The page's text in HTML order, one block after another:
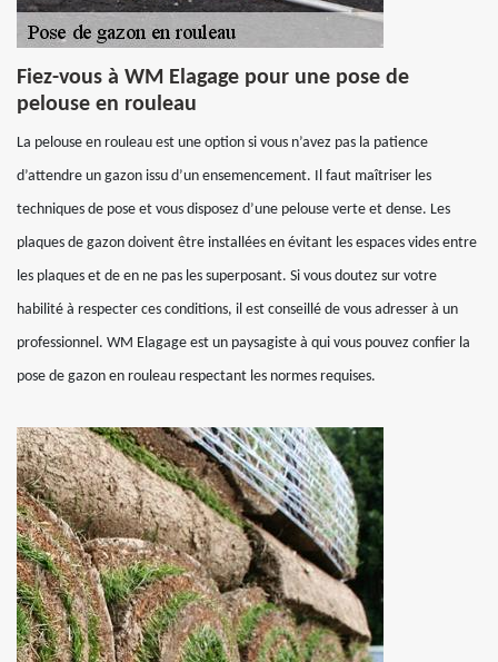
Fiez-vous à WM Elagage pour une pose de
pelouse en rouleau
La pelouse en rouleau est une option si vous n’avez pas la patience
d’attendre un gazon issu d’un ensemencement. Il faut maîtriser les
techniques de pose et vous disposez d’une pelouse verte et dense. Les
plaques de gazon doivent être installées en évitant les espaces vides entre
les plaques et de en ne pas les superposant. Si vous doutez sur votre
habilité à respecter ces conditions, il est conseillé de vous adresser à un
professionnel. WM Elagage est un paysagiste à qui vous pouvez confier la
pose de gazon en rouleau respectant les normes requises.